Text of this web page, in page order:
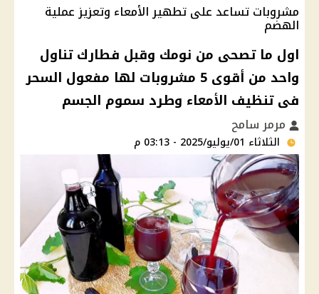
مشروبات تساعد على تطهير الأمعاء وتعزيز عملية
الهضم
اول ما تصحى من نومك وقبل فطارك تناول
واحد من أقوى 5 مشروبات لها مفعول السحر
فى تنظيف الأمعاء وطرد سموم الجسم
مرمر سامح
الثلاثاء 01/يوليو/2025 - 03:13 م